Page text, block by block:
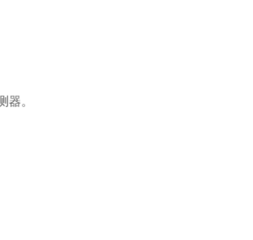
。